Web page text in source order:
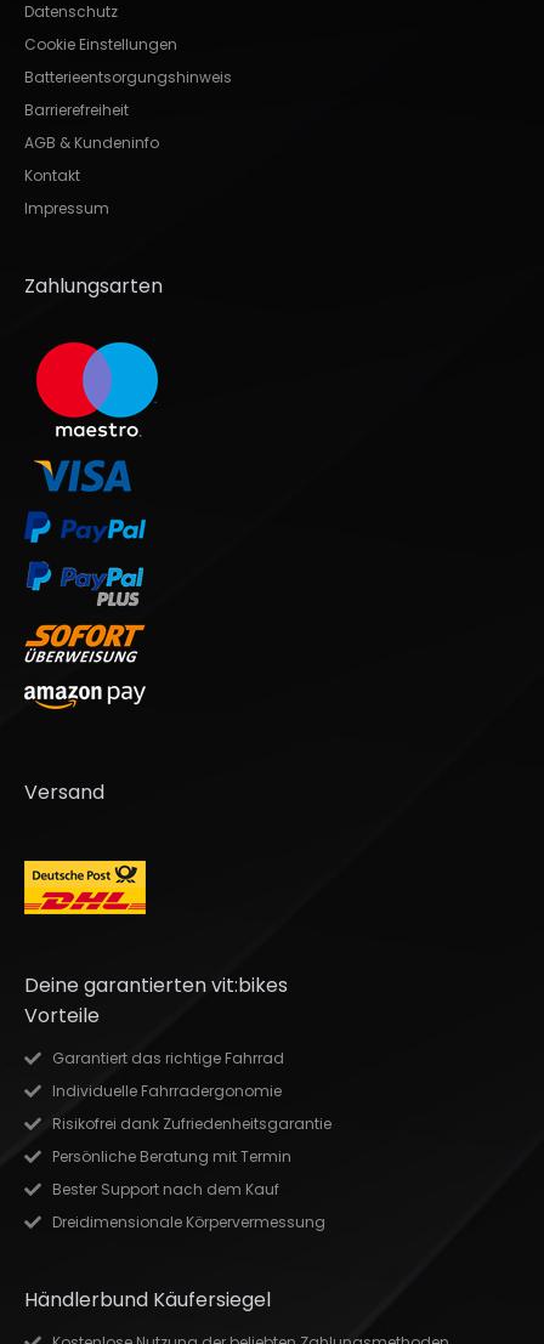
Datenschutz
Cookie Einstellungen
Batterieentsorgungshinweis
Barrierefreiheit
AGB & Kundeninfo
Kontakt
Impressum
Zahlungsarten
Versand
Deine garantierten vit:bikes
Vorteile
Garantiert das richtige Fahrrad
Individuelle Fahrradergonomie
Risikofrei dank Zufriedenheitsgarantie
Persönliche Beratung mit Termin
Bester Support nach dem Kauf
Dreidimensionale Körpervermessung
Händlerbund Käufersiegel